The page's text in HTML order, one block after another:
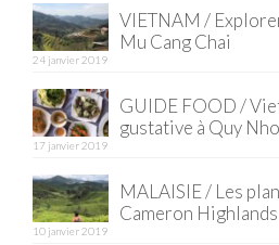
– Munich
BOLIVIE
– Sucre
CHILI
CHINE
– Beijing
VIETNAM /
Mu Cang Chai
24 janvier 2019
GUIDE FOOD /
gustative à Quy
17 janvier 2019
MALAISIE / Les
Cameron Highlands
10 janvier 2019